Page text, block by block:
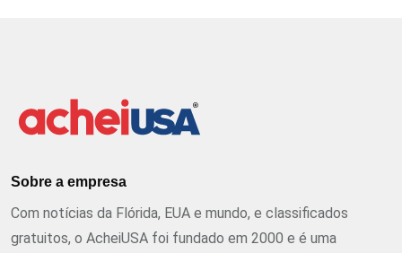
Sobre a empresa
Com notícias da Flórida, EUA e mundo, e classificados
gratuitos, o AcheiUSA foi fundado em 2000 e é uma